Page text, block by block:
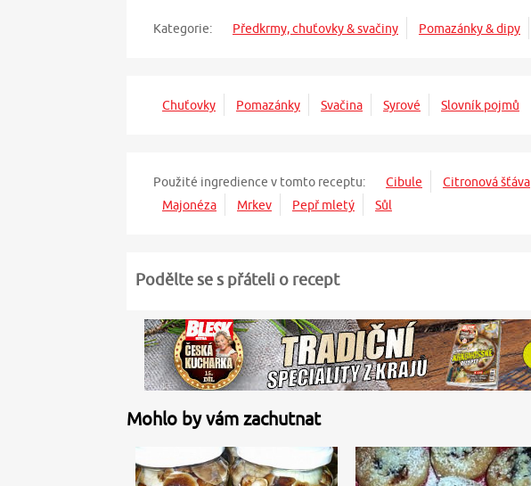
Kategorie: Předkrmy, chuťovky & svačiny Pomazánky & dipy
Chuťovky Pomazánky Svačina Syrové Slovník pojmů
Použité ingredience v tomto receptu: Cibule Citronová šťáva
Majonéza
Mrkev Pepř mletý Sůl
Podělte se s přáteli o recept
Mohlo by vám zachutnat